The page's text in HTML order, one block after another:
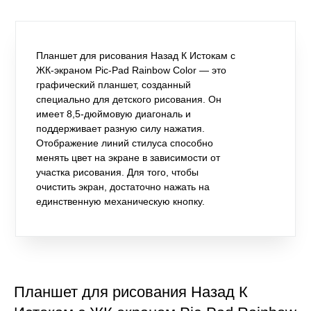
Планшет для рисования Назад К Истокам с
ЖК-экраном Pic-Pad Rainbow Color — это
графический планшет, созданный
специально для детского рисования. Он
имеет 8,5-дюймовую диагональ и
поддерживает разную силу нажатия.
Отображение линий стилуса способно
менять цвет на экране в зависимости от
участка рисования. Для того, чтобы
очистить экран, достаточно нажать на
единственную механическую кнопку.
Планшет для рисования Назад К